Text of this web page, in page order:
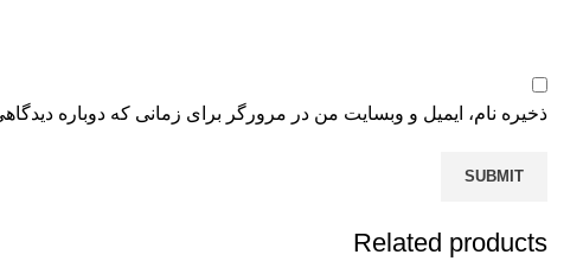
ذخیره نام، ایمیل و وبسایت من در مرورگر برای زمانی که دوباره
Related products